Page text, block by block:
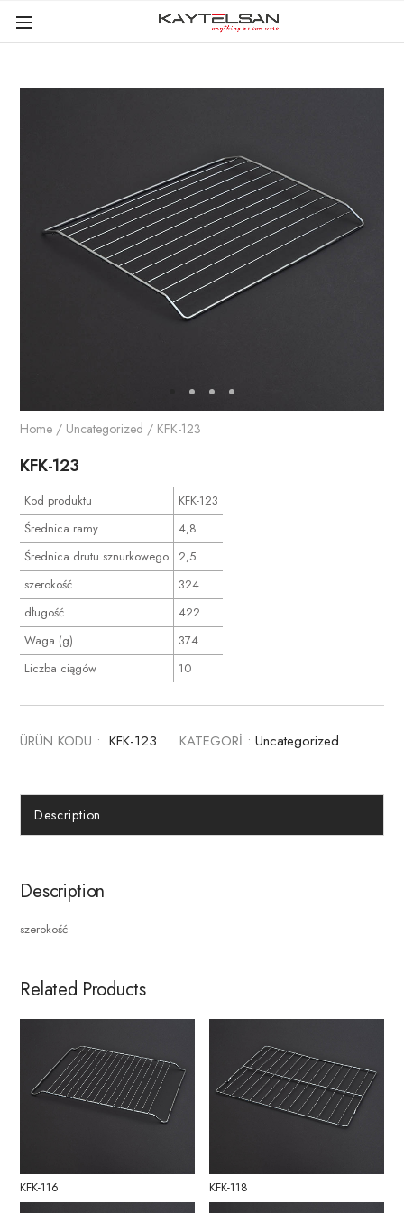
Home / Uncategorized / KFK-123
KFK-123
Kod produktu
KFK-123
Średnica ramy
4,8
Średnica drutu sznurkowego
2,5
szerokość
324
długość
422
Waga (g)
374
Liczba ciągów
10
ÜRÜN KODU : KFK-123 KATEGORİ : Uncategorized
Description
Description
szerokość
Related Products
KFK-116 KFK-118